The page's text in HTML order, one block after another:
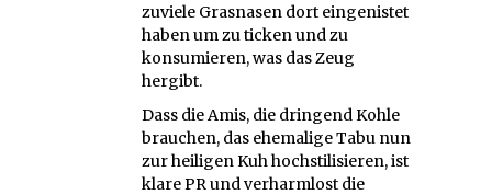
zuviele Grasnasen dort eingenistet
haben um zu ticken und zu
konsumieren, was das Zeug
hergibt.
Dass die Amis, die dringend Kohle
brauchen, das ehemalige Tabu nun
zur heiligen Kuh hochstilisieren, ist
klare PR und verharmlost die